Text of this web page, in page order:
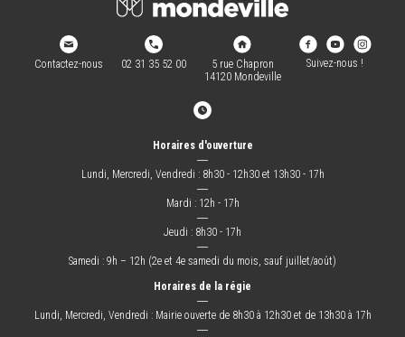
Contactez-nous 02 31 35 52 00
5 rue Chapron
14120 Mondeville
Suivez-nous !
Horaires d'ouverture
―
Lundi, Mercredi, Vendredi : 8h30 - 12h30 et 13h30 - 17h
―
Mardi : 12h - 17h
―
Jeudi : 8h30 - 17h
―
Samedi : 9h – 12h (2e et 4e samedi du mois, sauf juillet/août)
Horaires de la régie
―
Lundi, Mercredi, Vendredi : Mairie ouverte de 8h30 à 12h30 et de 13h30 à 17h
―